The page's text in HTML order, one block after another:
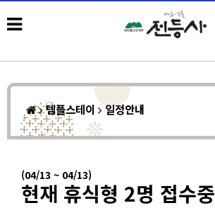
템플스테이 일정안내
(04/13 ~ 04/13)
현재 휴식형 2명 접수중